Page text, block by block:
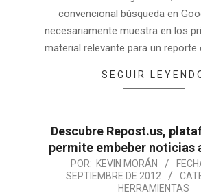
convencional búsqueda en
necesariamente muestra en los
material relevante para un reporte
SEGUIR
Descubre Repost.us,
permite embeber noticias
POR: KEVIN MORÁN
SEPTIEMBRE DE 2012
HERRAMIENTAS